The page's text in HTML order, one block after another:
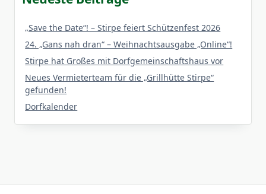
„Save the Date“! – Stirpe feiert Schützenfest 2026
24. „Gans nah dran“ – Weihnachtsausgabe „Online“!
Stirpe hat Großes mit Dorfgemeinschaftshaus vor
Neues Vermieterteam für die „Grillhütte Stirpe“
gefunden!
Dorfkalender